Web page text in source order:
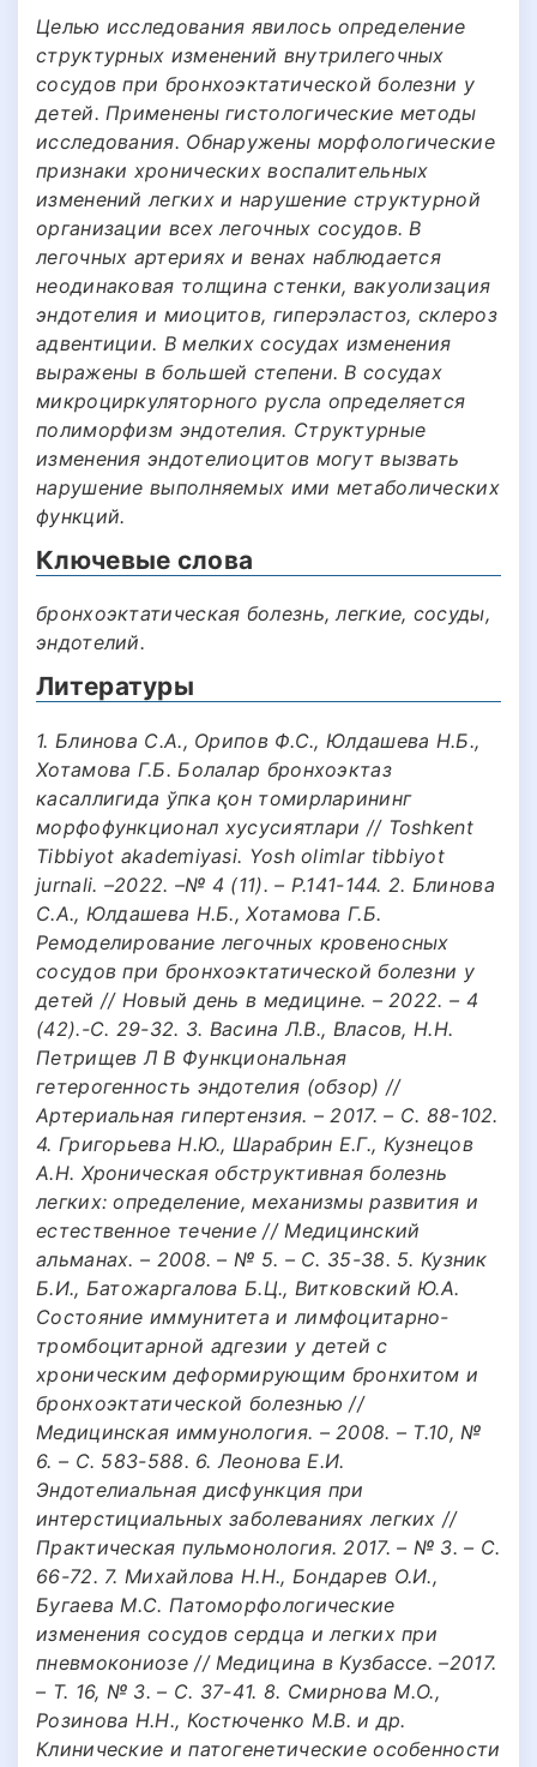
Целью исследования явилось определение
структурных изменений внутрилегочных
сосудов при бронхоэктатической болезни у
детей. Применены гистологические методы
исследования. Обнаружены морфологические
признаки хронических воспалительных
изменений легких и нарушение структурной
организации всех легочных сосудов. В
легочных артериях и венах наблюдается
неодинаковая толщина стенки, вакуолизация
эндотелия и миоцитов, гиперэластоз, склероз
адвентиции. В мелких сосудах изменения
выражены в большей степени. В сосудах
микроциркуляторного русла определяется
полиморфизм эндотелия. Структурные
изменения эндотелиоцитов могут вызвать
нарушение выполняемых ими метаболических
функций.
Ключевые слова
бронхоэктатическая болезнь, легкие, сосуды,
эндотелий.
Литературы
1. Блинова С.А., Орипов Ф.С., Юлдашева Н.Б.,
Хотамова Г.Б. Болалар бронхоэктаз
касаллигида ўпка қон томирларининг
морфофункционал хусусиятлари // Toshkent
Tibbiyot akademiyasi. Yosh olimlar tibbiyot
jurnali. –2022. –№ 4 (11). – Р.141-144. 2. Блинова
С.А., Юлдашева Н.Б., Хотамова Г.Б.
Ремоделирование легочных кровеносных
сосудов при бронхоэктатической болезни у
детей // Новый день в медицине. – 2022. – 4
(42).-С. 29-32. 3. Васина Л.В., Власов, Н.Н.
Петрищев Л В Функциональная
гетерогенность эндотелия (обзор) //
Артериальная гипертензия. – 2017. – С. 88-102.
4. Григорьева Н.Ю., Шарабрин Е.Г., Кузнецов
А.Н. Хроническая обструктивная болезнь
легких: определение, механизмы развития и
естественное течение // Медицинский
альманах. – 2008. – № 5. – С. 35-38. 5. Кузник
Б.И., Батожаргалова Б.Ц., Витковский Ю.А.
Состояние иммунитета и лимфоцитарно-
тромбоцитарной адгезии у детей с
хроническим деформирующим бронхитом и
бронхоэктатической болезнью //
Медицинская иммунология. – 2008. – Т.10, №
6. – С. 583-588. 6. Леонова Е.И.
Эндотелиальная дисфункция при
интерстициальных заболеваниях легких //
Практическая пульмонология. 2017. – № 3. – С.
66-72. 7. Михайлова Н.Н., Бондарев О.И.,
Бугаева М.С. Патоморфологические
изменения сосудов сердца и легких при
пневмокониозе // Медицина в Кузбассе. –2017.
– T. 16, № 3. – С. 37-41. 8. Смирнова М.О.,
Розинова Н.Н., Костюченко М.В. и др.
Клинические и патогенетические особенности